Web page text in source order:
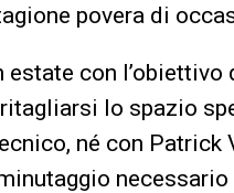
povera di
estate con l’obiettivo
lo spazio
né con Patrick